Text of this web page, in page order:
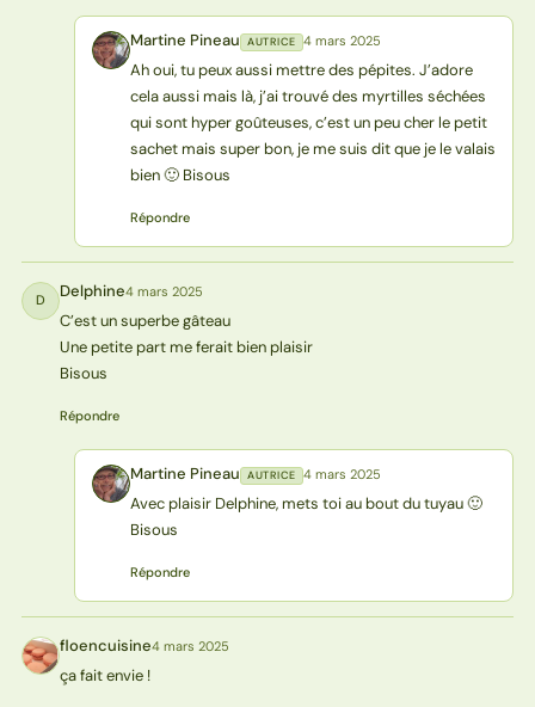
MP Martine Pineau AUTRICE 4 mars 2025
Ah oui, tu peux aussi mettre des pépites. J’adore
cela aussi mais là, j’ai trouvé des myrtilles séchées
qui sont hyper goûteuses, c’est un peu cher le petit
sachet mais super bon, je me suis dit que je le valais
bien 🙂 Bisous
Répondre
D Delphine4 mars 2025
C’est un superbe gâteau
Une petite part me ferait bien plaisir
Bisous
Répondre
MP Martine Pineau AUTRICE 4 mars 2025
Avec plaisir Delphine, mets toi au bout du tuyau 🙂
Bisous
Répondre
F floencuisine4 mars 2025
ça fait envie !